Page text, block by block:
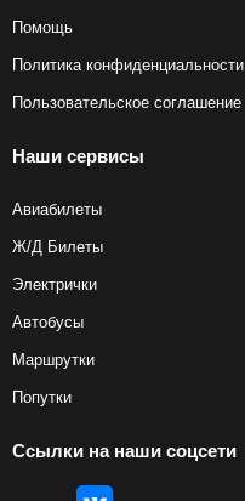
Помощь
Политика конфиденциальности
Пользовательское соглашение
Наши сервисы
Авиабилеты
Ж/Д Билеты
Электрички
Автобусы
Маршрутки
Попутки
Ссылки на наши соцсети